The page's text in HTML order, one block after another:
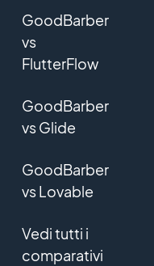
GoodBarber
vs
FlutterFlow
GoodBarber
vs Glide
GoodBarber
vs Lovable
Vedi tutti i
comparativi